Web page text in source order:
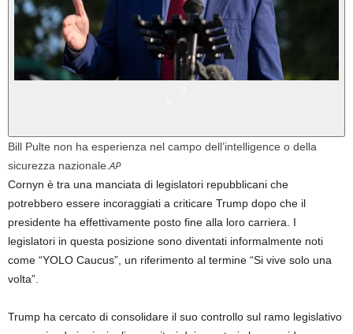
Bill Pulte non ha esperienza nel campo dell’intelligence o della
sicurezza nazionale. AP
Cornyn è tra una manciata di legislatori repubblicani che
potrebbero essere incoraggiati a criticare Trump dopo che il
presidente ha effettivamente posto fine alla loro carriera. I
legislatori in questa posizione sono diventati informalmente noti
come “YOLO Caucus”, un riferimento al termine “Si vive solo una
volta”.
Trump ha cercato di consolidare il suo controllo sul ramo legislativo